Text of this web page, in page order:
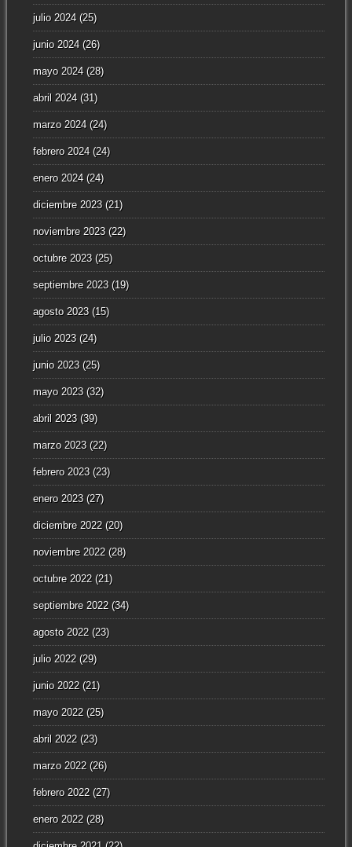
julio 2024(25)
junio 2024(26)
mayo 2024(28)
abril 2024(31)
marzo 2024(24)
febrero 2024(24)
enero 2024(24)
diciembre 2023(21)
noviembre 2023(22)
octubre 2023(25)
septiembre 2023(19)
agosto 2023(15)
julio 2023(24)
junio 2023(25)
mayo 2023(32)
abril 2023(39)
marzo 2023(22)
febrero 2023(23)
enero 2023(27)
diciembre 2022(20)
noviembre 2022(28)
octubre 2022(21)
septiembre 2022(34)
agosto 2022(23)
julio 2022(29)
junio 2022(21)
mayo 2022(25)
abril 2022(23)
marzo 2022(26)
febrero 2022(27)
enero 2022(28)